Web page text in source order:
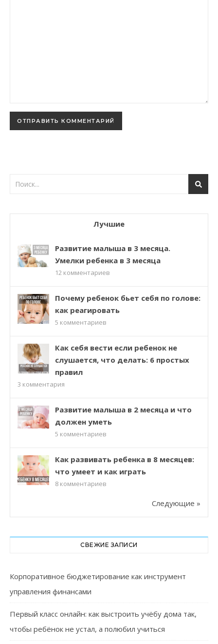
Лучшие
Развитие малыша в 3 месяца.
Умелки ребенка в 3 месяца
12 комментариев
Почему ребенок бьет себя по голове:
как реагировать
5 комментариев
Как себя вести если ребенок не
слушается, что делать: 6 простых
правил
3 комментария
Развитие малыша в 2 месяца и что
должен уметь
5 комментариев
Как развивать ребенка в 8 месяцев:
что умеет и как играть
8 комментариев
Следующие »
СВЕЖИЕ ЗАПИСИ
Корпоративное бюджетирование как инструмент
управления финансами
Первый класс онлайн: как выстроить учёбу дома так,
чтобы ребёнок не устал, а полюбил учиться